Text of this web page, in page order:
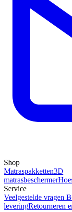
Shop
Matraspakketten3D
matrasbeschermer
Service
Veelgestelde vragen
leveringRetourneren